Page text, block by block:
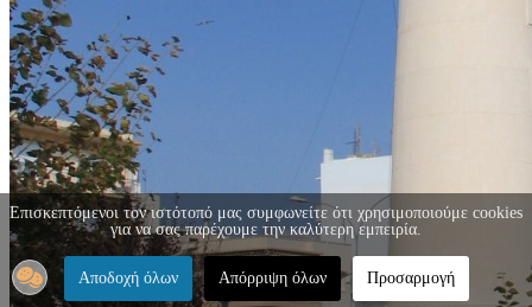
Επισκεπτόμενοι τον ιστότοπό μας συμφωνείτε ότι χρησιμοποιούμε cookies
για να σας παρέχουμε την καλύτερη εμπειρία.
Αποδοχή όλων Απόρριψη όλων Προσαρμογή